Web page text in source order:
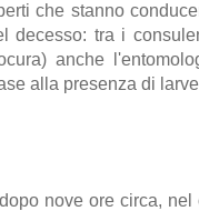
che stanno
decesso: tra i
anche
alla presenza di
nove ore circa,